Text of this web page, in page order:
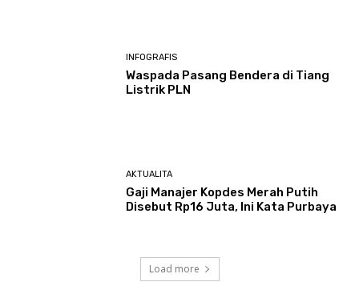
INFOGRAFIS
Waspada Pasang Bendera di Tiang
Listrik PLN
AKTUALITA
Gaji Manajer Kopdes Merah Putih
Disebut Rp16 Juta, Ini Kata Purbaya
Load more